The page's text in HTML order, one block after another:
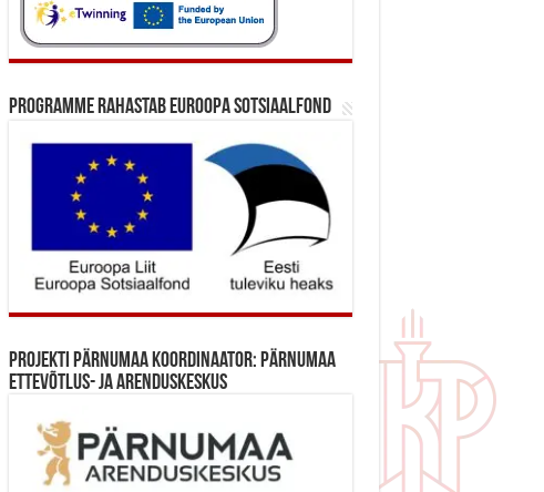
Programme rahastab Euroopa Sotsiaalfond
Projekti Pärnumaa koordinaator: Pärnumaa
Ettevõtlus- ja Arenduskeskus